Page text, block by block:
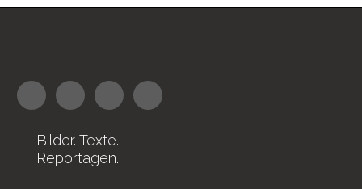
Bilder. Texte.
Reportagen.